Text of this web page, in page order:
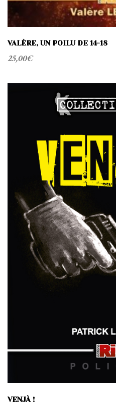
VALÈRE, UN POILU DE 14-18
25,00€
VENJÀ !